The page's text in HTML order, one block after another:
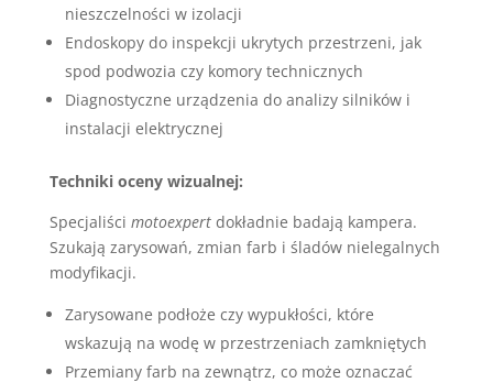
nieszczelności w izolacji
Endoskopy do inspekcji ukrytych przestrzeni, jak
spod podwozia czy komory technicznych
Diagnostyczne urządzenia do analizy silników i
instalacji elektrycznej
Techniki oceny wizualnej:
Specjaliści motoexpertdokładnie badają kampera.
Szukają zarysowań, zmian farb i śladów nielegalnych
modyfikacji.
Zarysowane podłoże czy wypukłości, które
wskazują na wodę w przestrzeniach zamkniętych
Przemiany farb na zewnątrz, co może oznaczać